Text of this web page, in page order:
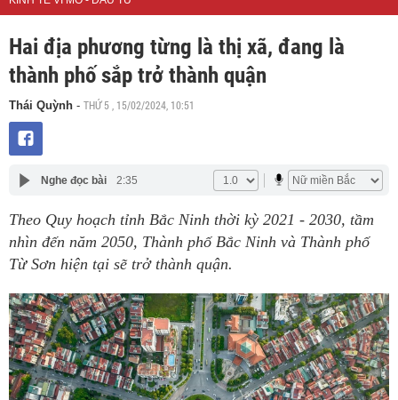
Hai địa phương từng là thị xã, đang là
thành phố sắp trở thành quận
Thái Quỳnh - THỨ 5 , 15/02/2024, 10:51
Nghe đọc bài 2:35
Theo Quy hoạch tỉnh Bắc Ninh thời kỳ 2021 - 2030, tầm
nhìn đến năm 2050, Thành phố Bắc Ninh và Thành phố
Từ Sơn hiện tại sẽ trở thành quận.